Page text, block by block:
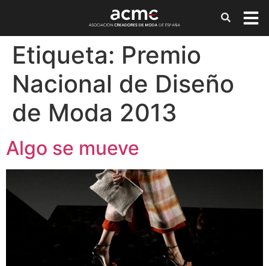
Etiqueta: Premio
Nacional de Diseño
de Moda 2013
Algo se mueve